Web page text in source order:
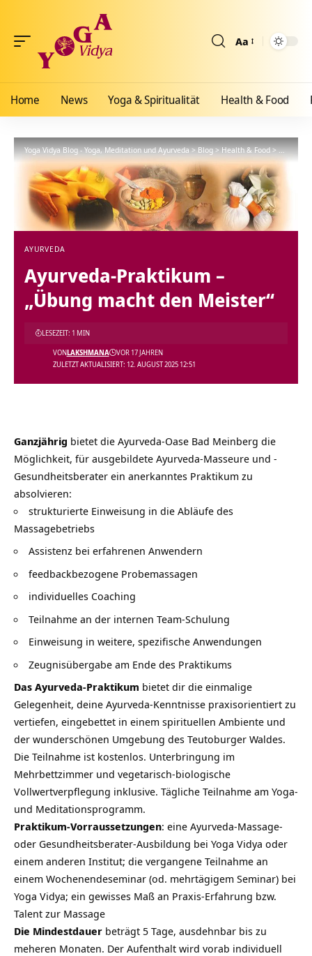
Aa
Home News Yoga & Spiritualität Health & Food
Yoga Vidya Blog - Yoga, Meditation und Ayurveda>Blog>Health & Food>Ayurveda
AYURVEDA
Ayurveda-Praktikum –
„Übung macht den Meister“
ZULETZT AKTUALISIERT: 12. AUGUST 2025 12:51
VONLAKSHMANA VOR 17 JAHREN
LESEZEIT: 1 MIN
Ganzjährig bietet die Ayurveda-Oase Bad Meinberg die
Möglichkeit, für ausgebildete Ayurveda-Masseure und -
Gesundheitsberater ein anerkanntes Praktikum zu
absolvieren:
strukturierte Einweisung in die Abläufe des
Massagebetriebs
Assistenz bei erfahrenen Anwendern
feedbackbezogene Probemassagen
individuelles Coaching
Teilnahme an der internen Team-Schulung
Einweisung in weitere, spezifische Anwendungen
Zeugnisübergabe am Ende des Praktikums
Das Ayurveda-Praktikum bietet dir die einmalige
Gelegenheit, deine Ayurveda-Kenntnisse praxisorientiert zu
vertiefen, eingebettet in einem spirituellen Ambiente und
der wunderschönen Umgebung des Teutoburger Waldes.
Die Teilnahme ist kostenlos. Unterbringung im
Mehrbettzimmer und vegetarisch-biologische
Vollwertverpflegung inklusive. Tägliche Teilnahme am Yoga-
und Meditationsprogramm.
Praktikum-Vorraussetzungen: eine Ayurveda-Massage-
oder Gesundheitsberater-Ausbildung bei Yoga Vidya oder
einem anderen Institut; die vergangene Teilnahme an
einem Wochenendeseminar (od. mehrtägigem Seminar) bei
Yoga Vidya; ein gewisses Maß an Praxis-Erfahrung bzw.
Talent zur Massage
Die Mindestdauer beträgt 5 Tage, ausdehnbar bis zu
meheren Monaten. Der Aufenthalt wird vorab individuell